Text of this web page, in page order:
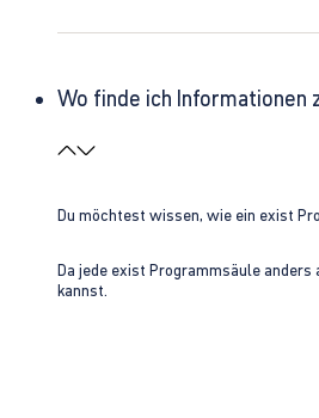
Wo finde ich Informationen
Du möchtest wissen, wie ein exist
Da jede exist Programmsäule
kannst.